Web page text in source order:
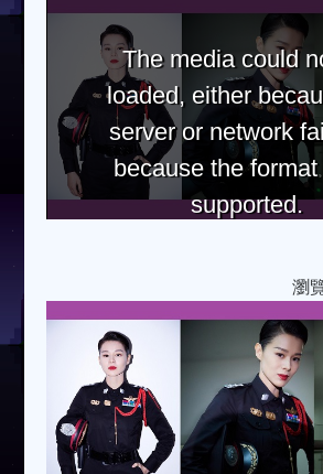
The media could
loaded, either
server or network
because the
supported.
瀏